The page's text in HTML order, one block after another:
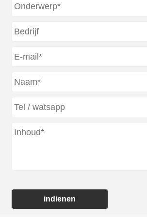
indienen